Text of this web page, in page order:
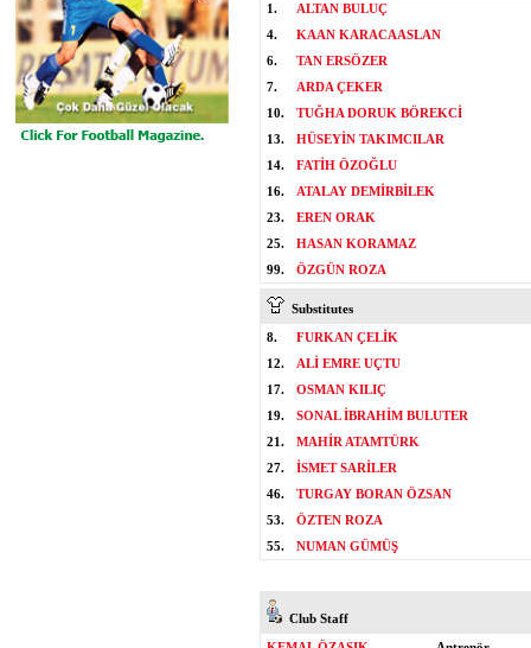
1.
ALTAN BULUÇ
4.
KAAN KARACAASLAN
6.
TAN ERSÖZER
7.
ARDA ÇEKER
10.
TUĞHA DORUK BÖREKCİ
13.
HÜSEYİN TAKIMCILAR
14.
FATİH ÖZOĞLU
16.
ATALAY DEMİRBİLEK
23.
EREN ORAK
25.
HASAN KORAMAZ
99.
ÖZGÜN ROZA
Substitutes
8.
FURKAN ÇELİK
12.
ALİ EMRE UÇTU
17.
OSMAN KILIÇ
19.
SONAL İBRAHİM BULUTER
21.
MAHİR ATAMTÜRK
27.
İSMET SARİLER
46.
TURGAY BORAN ÖZSAN
53.
ÖZTEN ROZA
55.
NUMAN GÜMÜŞ
Club Staff